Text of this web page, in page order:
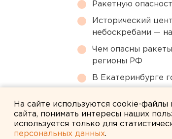
Ракетную
Исторический
небоскребами —
Чем опасны
регионы РФ
В Екатеринбурге
На сайте используются cookie-
сайта, понимать интересы наших
используется только для
персональных данных.